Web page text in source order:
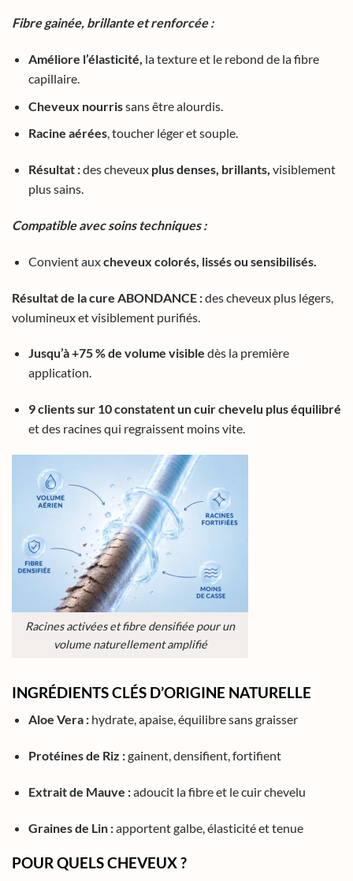
Fibre gainée, brillante et renforcée :
Améliore l’élasticité, la texture et le rebond de la fibre
capillaire.
Cheveux nourrissans être alourdis.
Racine aérées, toucher léger et souple.
Résultat :des cheveuxplus denses, brillants, visiblement
plus sains.
Compatible avec soins techniques :
Convient auxcheveux colorés, lissés ou sensibilisés.
Résultat de la cure ABONDANCE :des cheveux plus légers,
volumineux et visiblement purifiés.
Jusqu’à +75 % de volume visible dès la première
application.
9 clients sur 10 constatent un cuir chevelu plus équilibré
et des racines qui regraissent moins vite.
Racines activées et fibre densifiée pour un
volume naturellement amplifié
INGRÉDIENTS CLÉS D’ORIGINE NATURELLE
Aloe Vera :hydrate, apaise, équilibre sans graisser
Protéines de Riz :gainent, densifient, fortifient
Extrait de Mauve :adoucit la fibre et le cuir chevelu
Graines de Lin :apportent galbe, élasticité et tenue
POUR QUELS CHEVEUX ?